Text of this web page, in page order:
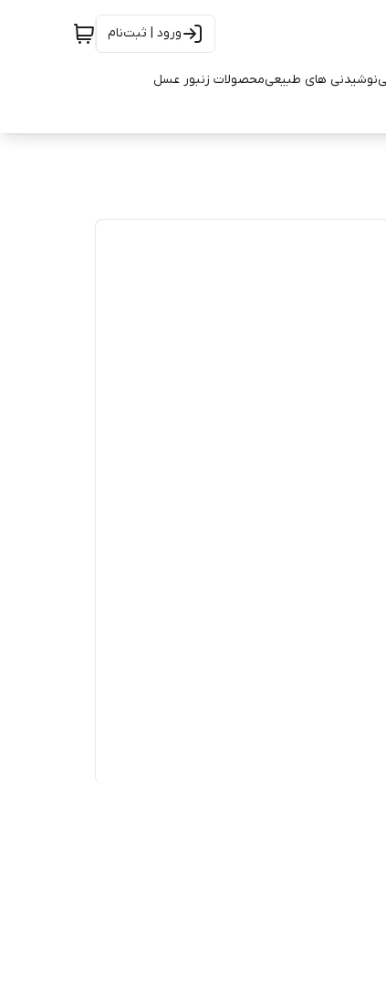
ورود | ثبت‌نام
نوشیدنی های طبیعیمحصولات زنبور عسل